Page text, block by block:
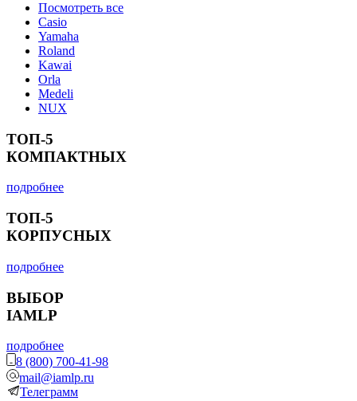
Посмотреть все
Casio
Yamaha
Roland
Kawai
Orla
Medeli
NUX
ТОП-5
КОМПАКТНЫХ
подробнее
ТОП-5
КОРПУСНЫХ
подробнее
ВЫБОР
IAMLP
подробнее
8 (800) 700-41-98
mail@iamlp.ru
Телеграмм